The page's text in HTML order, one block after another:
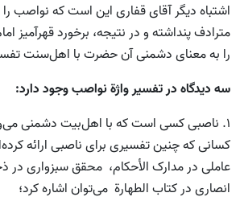
اشتباه دیگر آقای قفاری این است که نواصب
مترادف پنداشته و در نتیجه، برخورد قهرآمیز
را به معنای دشمنی آن حضرت با اهل‌سنت
سه دیدگاه در تفسیر واژة نواصب وجود دارد:
1.‌ ناصبی کسی است که با اهل‌بیت دشمنی
کسانی که چنین تفسیری برای ناصبی ارائه
عاملی در مدارک الأحکام، محقق سبزواری در
انصاری در کتاب الطهارة می‌توان اشاره کرد؛